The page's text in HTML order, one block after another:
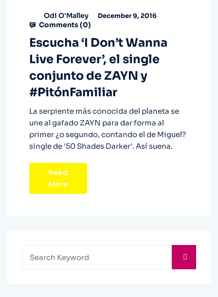
Odi O'Malley December 9, 2016
Comments (0)
Escucha ‘I Don’t Wanna
Live Forever’, el single
conjunto de ZAYN y
#PitónFamiliar
La serpiente más conocida del planeta se
une al gafado ZAYN para dar forma al
primer ¿o segundo, contando el de Miguel?
single de '50 Shades Darker'. Así suena.
Read
More